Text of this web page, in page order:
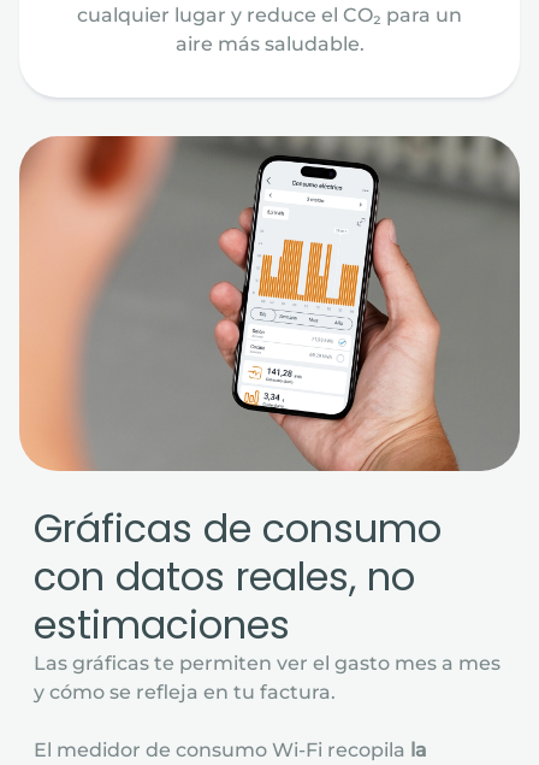
cualquier lugar y reduce el CO₂ para un
aire más saludable.
Gráficas de consumo
con datos reales, no
estimaciones
Las gráficas te permiten ver el gasto mes a mes
y cómo se refleja en tu factura.
El medidor de consumo Wi-Fi recopila la